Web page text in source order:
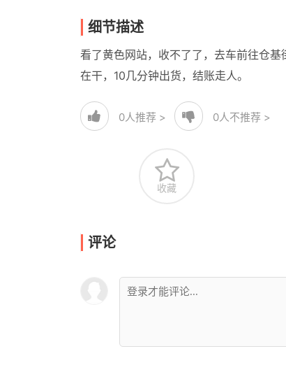
细节描述
看了黄色网站，收不了了，去车前往仓基
在干，10几分钟出货，结账走人。
0人推荐 > 0人不推荐 >
收藏
评论